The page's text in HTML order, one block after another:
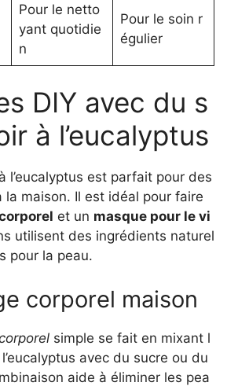
Pour le netto
yant quotidie
n
Pour le soin r
égulier
DIY avec du s
à l’eucalyptus
l’eucalyptus est parfait pour des
maison. Il est idéal pour faire
et un masque pour le vi
utilisent des ingrédients naturel
pour la peau.
corporel maison
simple se fait en mixant l
avec du sucre ou du
aide à éliminer les pea